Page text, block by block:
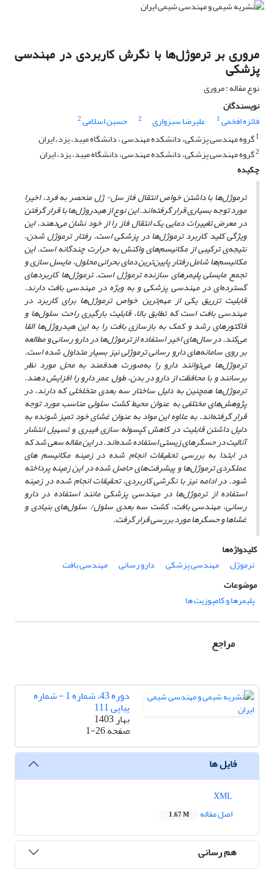
مروری بر ترموژل‌ها با نگرش کاربردی در مهندسی
پزشکی
نوع مقاله : مروری
نویسندگان
فائزه افخمی1 علیرضا سبزواری 2 حسین اسلامی2
1گروه مهندسی پزشکی، دانشکده مهندسی ، دانشگاه میبد، یزد، ایران
2گروه مهندسی پزشکی، دانشکده مهندسی، دانشگاه میبد، یزد، ایران
چکیده
ترموژل‌ها با داشتن خواص انتقال فاز سل- ژل منحصر به فرد، اخیرا
مورد توجه بسیاری قرار گرفته‌اند. این نوع از هیدروژل‌ها با قرار گرفتن
در معرض تغییرات دمایی یک انتقال فاز را از خود نشان می‌دهند. این
ویژگی کلید کاربرد ترموژل‌ها در پزشکی است. رفتار ترموژل شدن،
نتیجه‌ی ترکیبی از مکانیسم‌‌های واکنش به حرارت چند‌گانه است. این
مکانیسم‌‌ها شامل رفتار پایین‌ترین دمای بحرانی محلول، مایسل سازی و
تجمع مایسلی پلیمر‌های سازنده ترموژل است. ترموژل‌ها کاربردهای
گسترده‌ای در مهندسی پزشکی و به ویژه در مهندسی بافت دارند.
قابلیت تزریق یکی از مهم‌ترین خواص ترموژل‌ها برای کاربرد در
مهندسی بافت است که تطابق بالا، قابلیت بارگیری راحت سلو‌ل‌ها و
فاکتور‌های رشد و کمک به بازسازی بافت را به این هیدروژل‌ها القا
می‌کند. در سال‌های اخیر استفاده از ترموژل‌ها در دارو رسانی و مطالعه
بر روی سامانه‌های دارو رسانی ترموژلی نیز بسیار متداول شده است.
ترموژل‌ها می‌توانند دارو را به‌صورت هدفمند به محل مورد نظر
برسانند و با محافظت از دارو در بدن، طول عمر دارو را افزایش دهند.
ترموژل‌ها همچنین به دلیل ساختار سه بعدی متخلخلی که دارند، در
پژوهش‌های مختلفی به عنوان محیط کشت سلولی مناسب مورد توجه
قرار گرفته‌اند. به علاوه این مواد به عنوان غشای خود تمیز شونده به
دلیل داشتن قابلیت در کاهش کپسوله سازی فیبری و تسهیل انتشار
آنالیت در حسگرهای زیستی استفاده شده‌اند. در این مقاله سعی شد که
در ابتدا به بررسی تحقیقات انجام شده در زمینه مکانیسم های
عملکردی ترموژل‌‌ها و پیشرفت‌های حاصل شده در این زمینه پرداخته
شود. در ادامه نیز با نگرشی کاربردی، تحقیقات انجام شده در زمینه
استفاده از ترموژل‌ها در مهندسی پزشکی مانند استفاده در دارو
رسانی، مهندسی بافت، کشت سه بعدی سلول/ سلول‌‌های بنیادی و
غشاها و حسگرها مورد بررسی قرار گرفت.
کلیدواژه‌ها
ترموژل
مهندسی پزشکی دارو رسانی
مهندسی بافت
موضوعات
پلیمرها و کامپوزیت ها
مراجع
دوره 43، شماره 1 - شماره
پیاپی 111
بهار 1403
صفحه1-26
فایل ها
اصل مقاله
1.67 M
هم رسانی